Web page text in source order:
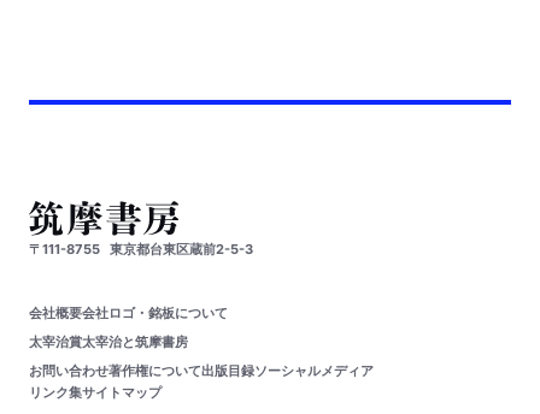
〒111-8755 東京都台東区蔵前2-5-3
会社概要会社ロゴ・銘板について
太宰治賞太宰治と筑摩書房
お問い合わせ著作権について出版目録ソーシャルメディア
リンク集サイトマップ